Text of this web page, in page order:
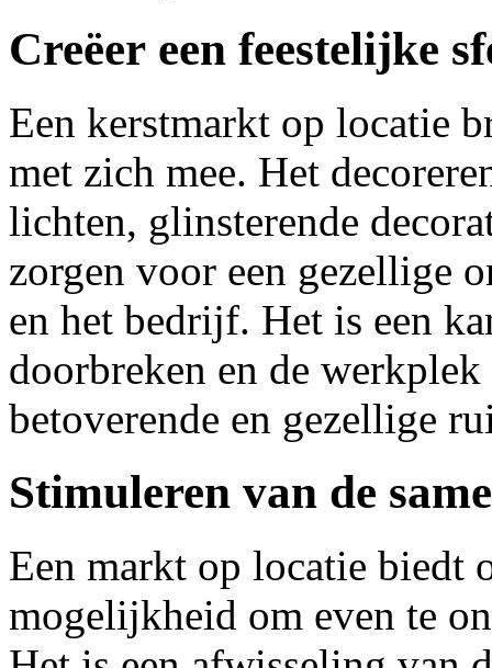
Creëer een feestelijke
Een kerstmarkt op locatie
met zich mee. Het
lichten, glinsterende
zorgen voor een gezellige
en het bedrijf. Het is een
doorbreken en de
betoverende en gezellige
Stimuleren van de
Een markt op locatie biedt
mogelijkheid om even te